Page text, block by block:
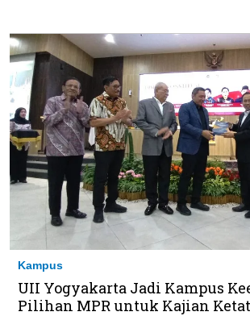
Kampus
UII Yogyakarta Jadi Kampus
Pilihan MPR untuk Kajian